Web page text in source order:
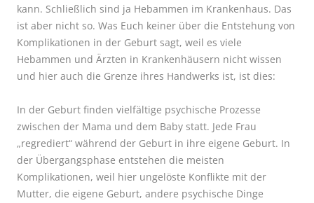
kann. Schließlich sind ja Hebammen im Krankenhaus. Das
ist aber nicht so. Was Euch keiner über die Entstehung von
Komplikationen in der Geburt sagt, weil es viele
Hebammen und Ärzten in Krankenhäusern nicht wissen
und hier auch die Grenze ihres Handwerks ist, ist dies:
In der Geburt finden vielfältige psychische Prozesse
zwischen der Mama und dem Baby statt. Jede Frau
„regrediert“ während der Geburt in ihre eigene Geburt. In
der Übergangsphase entstehen die meisten
Komplikationen, weil hier ungelöste Konflikte mit der
Mutter, die eigene Geburt, andere psychische Dinge